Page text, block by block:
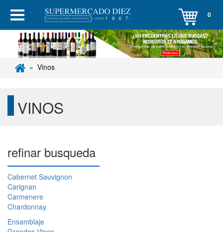
0
Vinos
VINOS
refinar busqueda
Cabernet Sauvignon
Carignan
Carmenere
Chardonnay
Ensamblaje